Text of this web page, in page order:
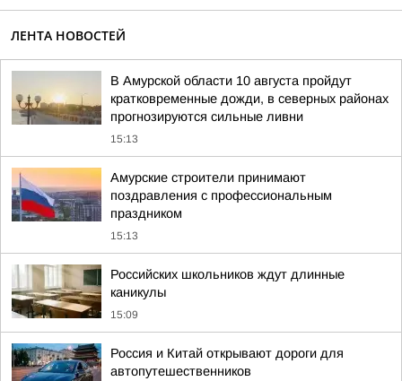
ЛЕНТА НОВОСТЕЙ
В Амурской области 10 августа пройдут
кратковременные дожди, в северных районах
прогнозируются сильные ливни
15:13
Амурские строители принимают
поздравления с профессиональным
праздником
15:13
Российских школьников ждут длинные
каникулы
15:09
Россия и Китай открывают дороги для
автопутешественников